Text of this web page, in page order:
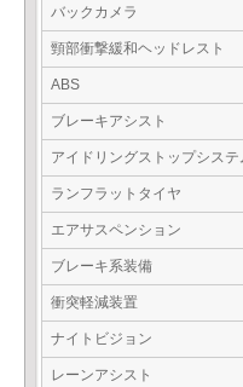
バックカメラ
頸部衝撃緩和ヘッドレスト
ABS
ブレーキアシスト
アイドリングストップシステ
ランフラットタイヤ
エアサスペンション
ブレーキ系装備
衝突軽減装置
ナイトビジョン
レーンアシスト